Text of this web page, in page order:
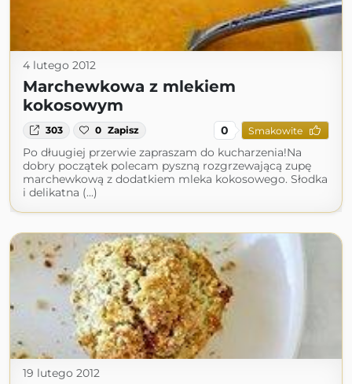
4 lutego 2012
Marchewkowa z mlekiem
kokosowym
303 0 Zapisz 0 Smakowite
Po dłuugiej przerwie zapraszam do kucharzenia!Na
dobry początek polecam pyszną rozgrzewającą zupę
marchewkową z dodatkiem mleka kokosowego. Słodka
i delikatna (...)
19 lutego 2012